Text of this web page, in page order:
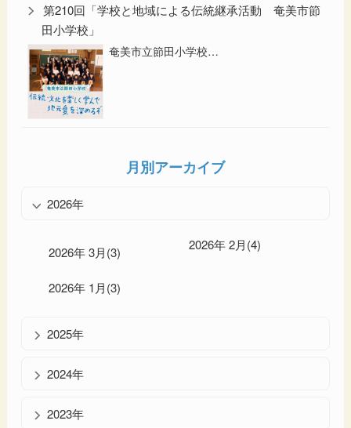
第210回「学校と地域による伝統継承活動 奄美市節
田小学校」
奄美市立節田小学校…
月別アーカイブ
2026年
2026年 3月(3) 2026年 2月(4)
2026年 1月(3)
2025年
2024年
2023年